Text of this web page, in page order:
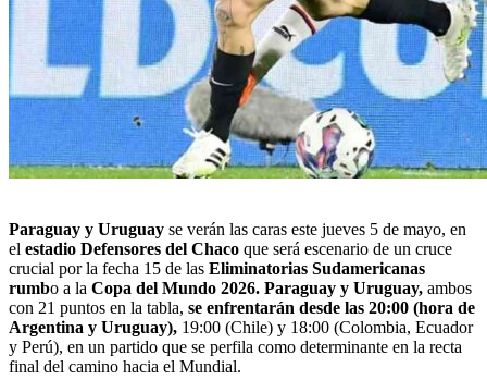
Paraguay y Uruguay se verán las caras este jueves 5 de mayo, en
el estadio Defensores del Chaco que será escenario de un cruce
crucial por la fecha 15 de las Eliminatorias Sudamericanas
rumbo a la Copa del Mundo 2026. Paraguay y Uruguay, ambos
con 21 puntos en la tabla, se enfrentarán desde las 20:00 (hora de
Argentina y Uruguay), 19:00 (Chile) y 18:00 (Colombia, Ecuador
y Perú), en un partido que se perfila como determinante en la recta
final del camino hacia el Mundial.